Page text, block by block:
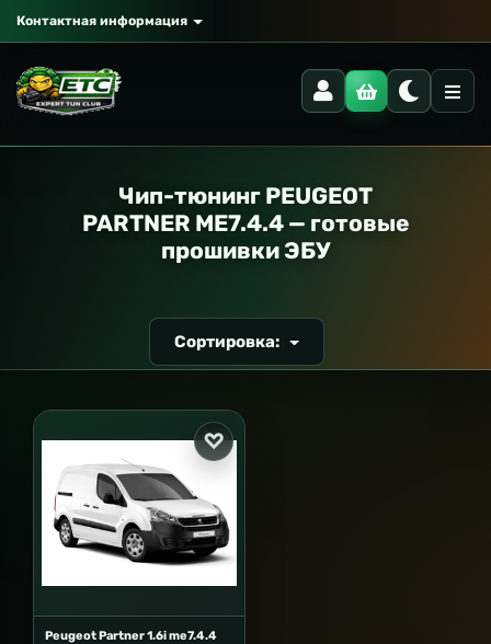
Контактная информация
Чип-тюнинг PEUGEOT
PARTNER ME7.4.4 — готовые
прошивки ЭБУ
Сортировка:
Peugeot Partner 1.6i me7.4.4